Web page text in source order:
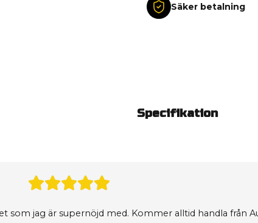
Säker betalning
Specifikation
jag är supernöjd med. Kommer alltid handla från